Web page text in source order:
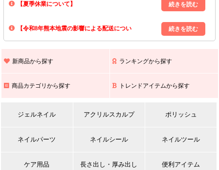
【夏季休業について】
8/13(木)～8/16(日)の間｢出荷業務・お問い合わせ業務｣はお休みいたしま
上記期間中のご注文・お問い合わせは8/17(月)以降の対応となりますので
【令和8年熊本地震の影響による配送につい
また､ 九州全域でお荷物のお届けに遅延が生じております｡
新商品から探す ランキングから探す
商品カテゴリから探す トレンドアイテムから探す
ジェルネイル アクリルスカルプ ポリッシュ
ネイルパーツ ネイルシール ネイルツール
ケア用品 長さ出し・厚み出し 便利アイテム